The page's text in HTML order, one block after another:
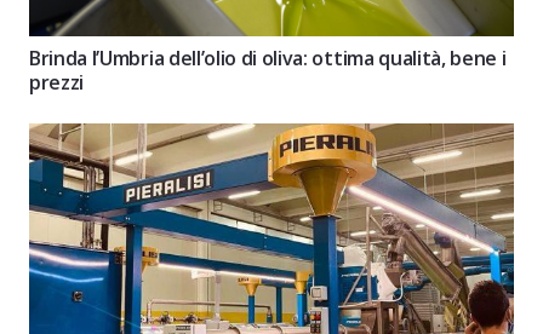
Brinda l’Umbria dell’olio di oliva: ottima qualità, bene i
prezzi